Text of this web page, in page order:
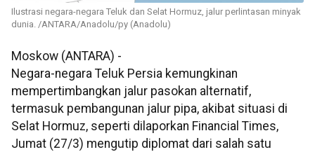
Ilustrasi negara-negara Teluk dan Selat Hormuz, jalur perlintasan minyak
dunia. /ANTARA/Anadolu/py (Anadolu)
Moskow (ANTARA) -
Negara-negara Teluk Persia kemungkinan
mempertimbangkan jalur pasokan alternatif,
termasuk pembangunan jalur pipa, akibat situasi di
Selat Hormuz, seperti dilaporkan Financial Times,
Jumat (27/3) mengutip diplomat dari salah satu